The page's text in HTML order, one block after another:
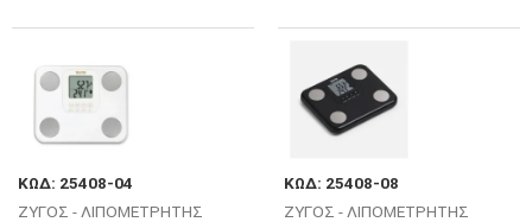
ΚΩΔ: 25408-04
ΖΥΓΟΣ - ΛΙΠΟΜΕΤΡΗΤΗΣ
ΚΩΔ: 25408-08
ΖΥΓΟΣ - ΛΙΠΟΜΕΤΡΗΤΗΣ